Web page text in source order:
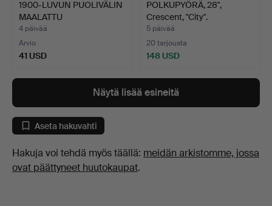
1900-LUVUN PUOLIVÄLIN
MAALATTU
METALLIKOLM…
4 päivää
Arvio
41 USD
POLKUPYÖRÄ, 28",
Crescent, "City".
5 päivää
20 tarjousta
148 USD
Näytä lisää esineitä
Aseta hakuvahti
Hakuja voi tehdä myös täällä: meidän arkistomme, jossa
ovat päättyneet huutokaupat.